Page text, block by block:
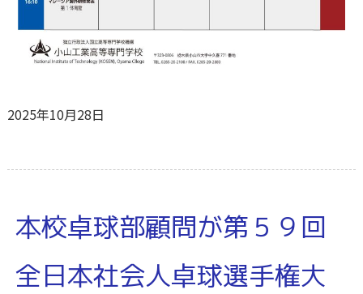
2025年10月28日
本校卓球部顧問が第５９回
全日本社会人卓球選手権大